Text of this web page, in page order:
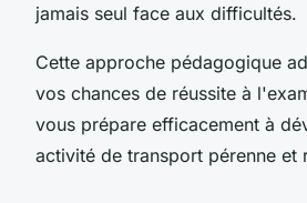
jamais seul face aux difficultés.
Cette approche pédagogique
vos chances de réussite à
vous prépare efficacement à
activité de transport pérenne et